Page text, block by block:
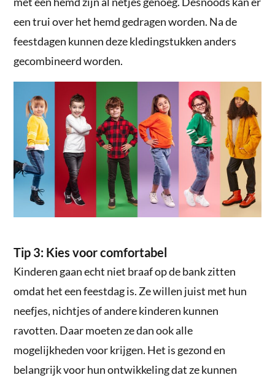
een trui over het hemd gedragen worden. Na de
feestdagen kunnen deze kledingstukken anders
gecombineerd worden.
Tip 3: Kies voor comfortabel
Kinderen gaan echt niet braaf op de bank zitten
omdat het een feestdag is. Ze willen juist met hun
neefjes, nichtjes of andere kinderen kunnen
ravotten. Daar moeten ze dan ook alle
mogelijkheden voor krijgen. Het is gezond en
belangrijk voor hun ontwikkeling dat ze kunnen